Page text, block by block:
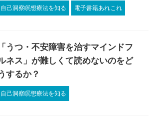
自己洞察瞑想療法を知る 電子書籍あれこれ
「うつ・不安障害を治すマインドフ
ネス」が難しくて読めないのをど
するか？
自己洞察瞑想療法を知る